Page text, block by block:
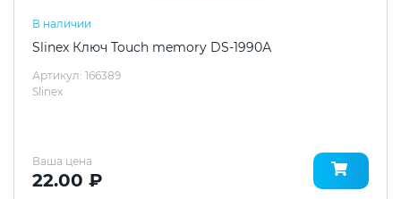
В наличии
Slinex Ключ Touch memory DS-1990А
Артикул: 166389
Slinex
Ваша цена
22.00 ₽